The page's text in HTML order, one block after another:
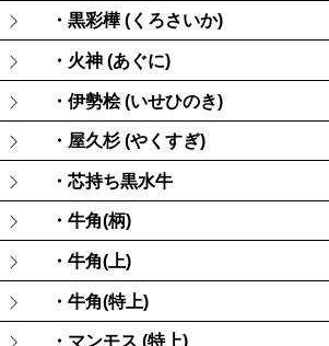
・黒彩樺 (くろさいか)
・火神 (あぐに)
・伊勢桧 (いせひのき)
・屋久杉 (やくすぎ)
・芯持ち黒水牛
・牛角(柄)
・牛角(上)
・牛角(特上)
・マンモス (特上)